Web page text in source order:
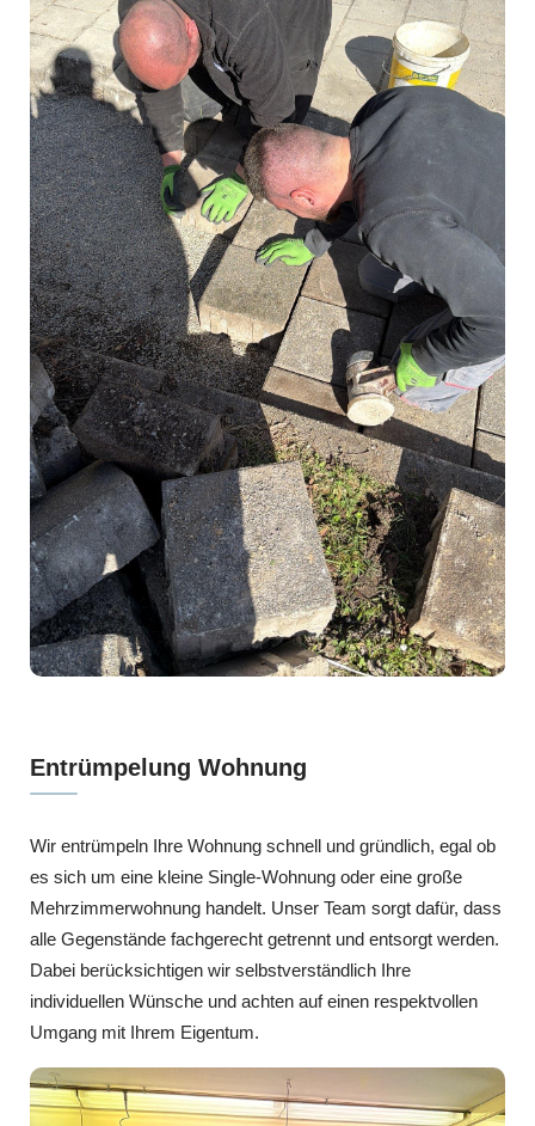
Entrümpelung Wohnung
Wir entrümpeln Ihre Wohnung schnell und gründlich, egal ob
es sich um eine kleine Single-Wohnung oder eine große
Mehrzimmerwohnung handelt. Unser Team sorgt dafür, dass
alle Gegenstände fachgerecht getrennt und entsorgt werden.
Dabei berücksichtigen wir selbstverständlich Ihre
individuellen Wünsche und achten auf einen respektvollen
Umgang mit Ihrem Eigentum.